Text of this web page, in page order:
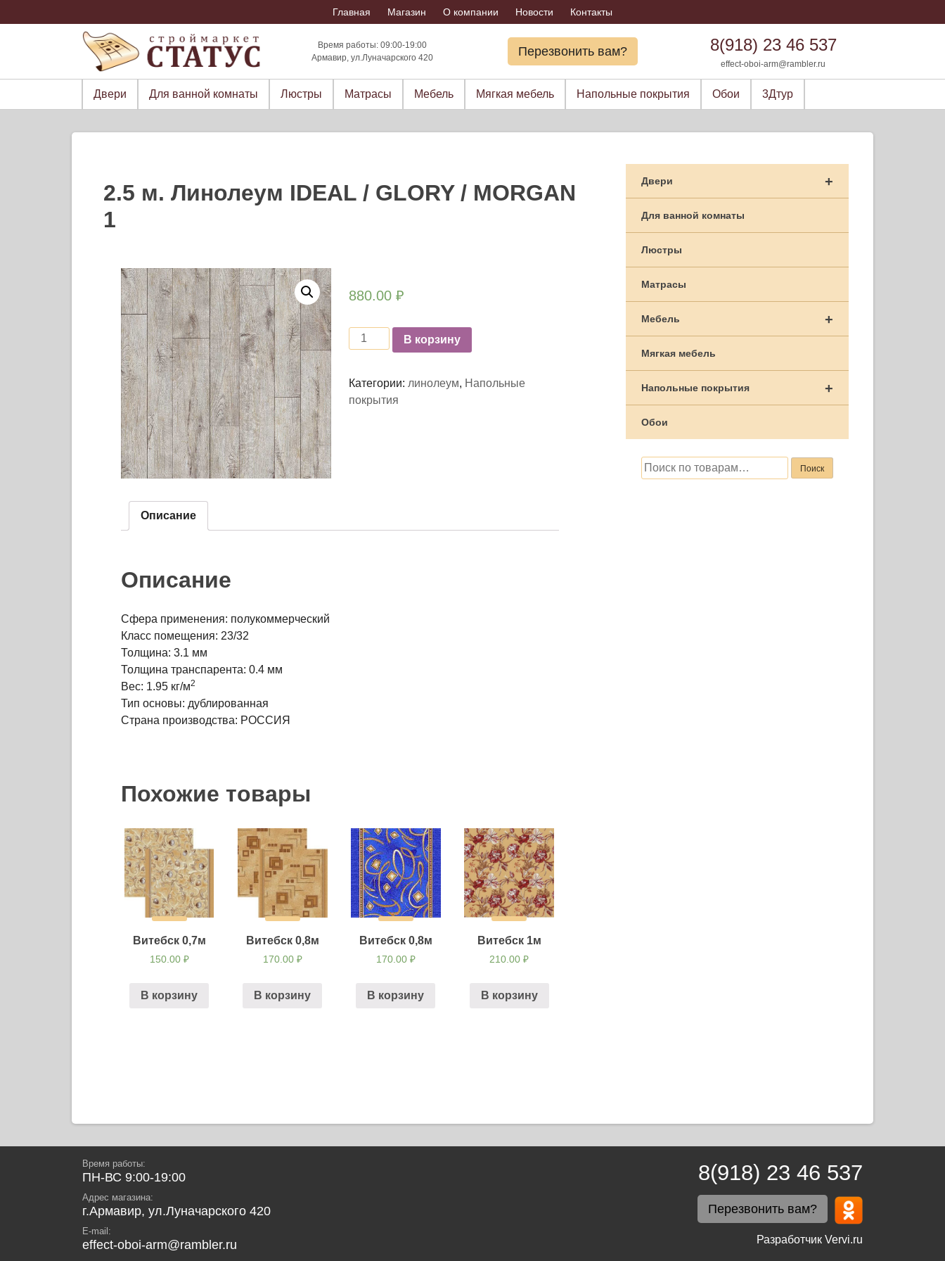
to
Главная Магазин О компании Новости Контакты
Время работы: 09:00-19:00
Армавир, ул.Луначарского 420
Перезвонить вам? 8(918) 23 46 537
effect-oboi-arm@rambler.ru
Двери Для ванной комнаты Люстры Матрасы Мебель Мягкая мебель Напольные покрытия Обои 3Дтур
2.5 м. Линолеум IDEAL / GLORY / MORGAN
1
880.00₽
КоличествоВ корзину
Категории: линолеум, Напольные
покрытия
Описание
Описание
Сфера применения: полукоммерческий
Класс помещения: 23/32
Толщина: 3.1 мм
Толщина транспарента: 0.4 мм
Вес: 1.95 кг/м2
Тип основы: дублированная
Страна производства: РОССИЯ
Похожие товары
Витебск 0,7м
150.00 ₽
В корзину
Витебск 0,8м
170.00 ₽
В корзину
Витебск 0,8м
170.00 ₽
В корзину
Витебск 1м
210.00₽
В корзину
по
записям
+
Двери
Для ванной комнаты
Люстры
Матрасы
+
Мебель
Мягкая мебель
+
Напольные покрытия
Обои
Искать: Поиск
Время работы:
ПН-ВС 9:00-19:00
Адрес магазина:
г.Армавир, ул.Луначарского 420
E-mail:
effect-oboi-arm@rambler.ru
8(918) 23 46 537
Перезвонить вам?
Разработчик Vervi.ru